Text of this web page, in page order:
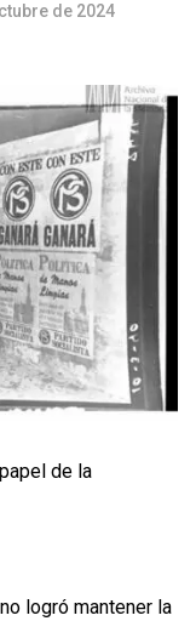
de 2024
de la
logró mantener la